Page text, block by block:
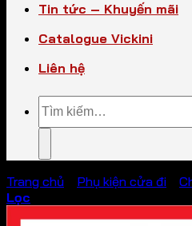
Tin tức – Khuyến mãi
Catalogue Vickini
Liên hệ
Tìm
kiếm:
Trang chủ Phụ kiện cửa đi
Lọc